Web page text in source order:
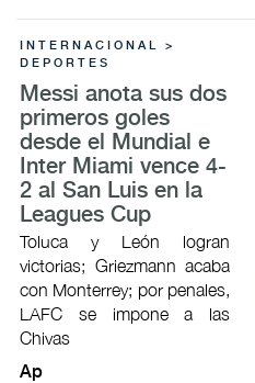
INTERNACIONAL >
DEPORTES
Messi anota sus dos
primeros goles
desde el Mundial e
Inter Miami vence 4-
2 al San Luis en la
Leagues Cup
Toluca y León logran
victorias; Griezmann acaba
con Monterrey; por penales,
LAFC se impone a las
Chivas
Ap